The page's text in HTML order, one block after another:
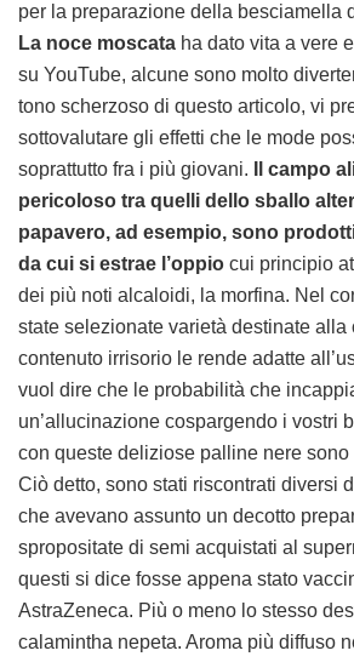
per la preparazione della besciamella
La noce moscata ha dato vita a vere
su YouTube, alcune sono molto
tono scherzoso di questo articolo, vi
sottovalutare gli effetti che le mode
soprattutto fra i più giovani.
Il campo
pericoloso tra quelli dello sballo
papavero, ad esempio, sono
da cui si estrae l’oppio cui principio
dei più noti alcaloidi, la morfina. Nel
state selezionate varietà destinate alla
contenuto irrisorio le rende adatte
vuol dire che le probabilità che
un’allucinazione cospargendo i vostri
con queste deliziose palline nere
Ciò detto, sono stati riscontrati diversi
che avevano assunto un decotto
spropositate di semi acquistati al
questi si dice fosse appena stato
AstraZeneca. Più o meno lo stesso
calamintha nepeta. Aroma più diffuso